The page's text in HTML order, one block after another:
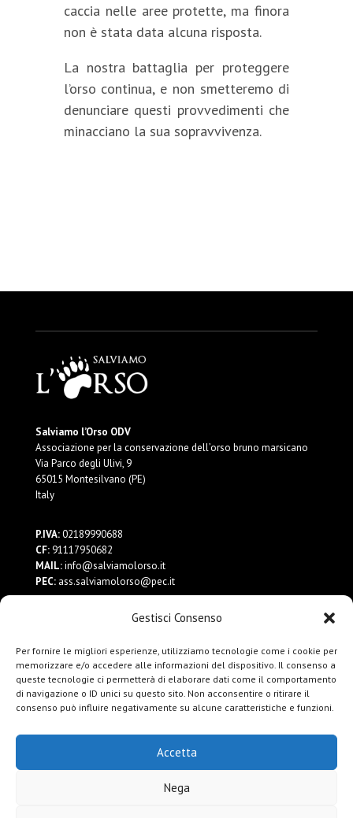
Gestisci Consenso
Per fornire le migliori esperienze, utilizziamo tecnologie come i cookie per
memorizzare e/o accedere alle informazioni del dispositivo. Il consenso a
queste tecnologie ci permetterà di elaborare dati come il comportamento
di navigazione o ID unici su questo sito. Non acconsentire o ritirare il
consenso può influire negativamente su alcune caratteristiche e funzioni.
Accetta
Nega
caccia nelle aree protette, ma finora
non è stata data alcuna risposta.
La nostra battaglia per proteggere
l’orso continua, e non smetteremo di
denunciare questi provvedimenti che
minacciano la sua sopravvivenza.
Salviamo l’Orso ODV
Associazione per la conservazione dell’orso bruno marsicano
Via Parco degli Ulivi, 9
65015 Montesilvano (PE)
Italy
P.IVA:02189990688
CF:91117950682
MAIL:info@salviamolorso.it
PEC:ass.salviamolorso@pec.it
Privacy Policy